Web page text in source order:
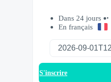
Dans 24 jours
En français
S'inscrire